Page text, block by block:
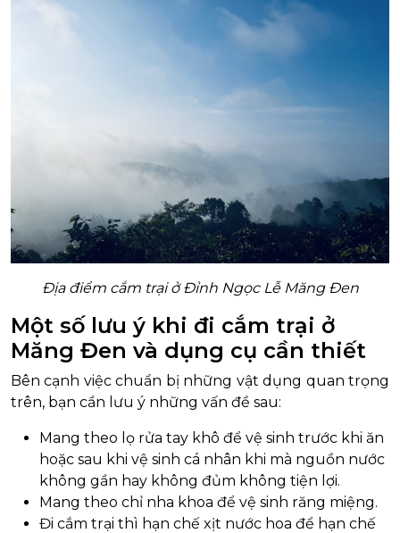
Địa điểm cắm trại ở Đỉnh Ngọc Lễ Măng Đen
Một số lưu ý khi đi cắm trại ở
Măng Đen và dụng cụ cần thiết
Bên cạnh việc chuẩn bị những vật dụng quan trọng
trên, bạn cần lưu ý những vấn đề sau:
Mang theo lọ rửa tay khô để vệ sinh trước khi ăn
hoặc sau khi vệ sinh cá nhân khi mà nguồn nước
không gần hay không đủm không tiện lợi.
Mang theo chỉ nha khoa để vệ sinh răng miệng.
Đi cắm trại thì hạn chế xịt nước hoa để hạn chế